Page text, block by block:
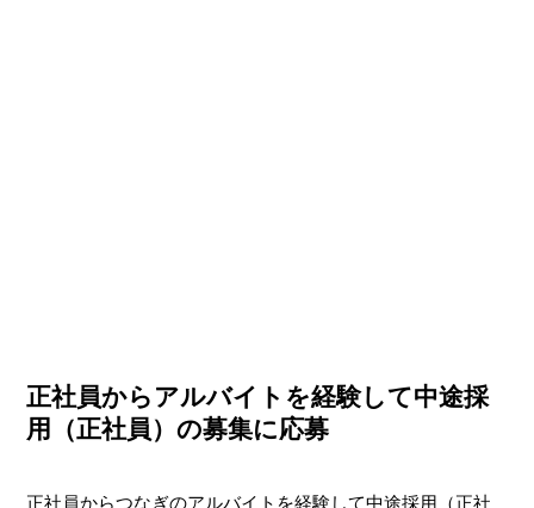
正社員からアルバイトを経験して中途採
用（正社員）の募集に応募
正社員からつなぎのアルバイトを経験して中途採用（正社